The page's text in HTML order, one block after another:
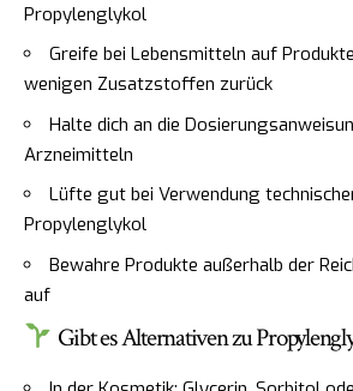
Propylenglykol
Greife bei Lebensmitteln auf
wenigen Zusatzstoffen zurück
Halte dich an die
Arzneimitteln
Lüfte gut bei Verwendung
Propylenglykol
Bewahre Produkte außerhalb der
auf
Gibt es Alternativen zu